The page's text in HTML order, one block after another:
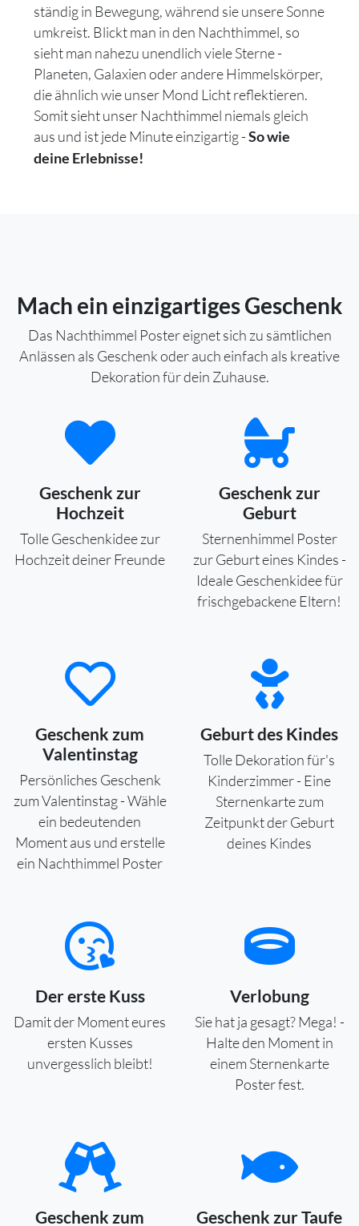
ständig in Bewegung, während sie unsere Sonne
umkreist. Blickt man in den Nachthimmel, so
sieht man nahezu unendlich viele Sterne -
Planeten, Galaxien oder andere Himmelskörper,
die ähnlich wie unser Mond Licht reflektieren.
Somit sieht unser Nachthimmel niemals gleich
aus und ist jede Minute einzigartig -So wie
deine Erlebnisse!
Mach ein einzigartiges Geschenk
Das Nachthimmel Poster eignet sich zu sämtlichen
Anlässen als Geschenk oder auch einfach als kreative
Dekoration für dein Zuhause.
Geschenk zur
Hochzeit
Tolle Geschenkidee zur
Hochzeit deiner Freunde
Geschenk zur
Geburt
Sternenhimmel Poster
zur Geburt eines Kindes -
Ideale Geschenkidee für
frischgebackene Eltern!
Geschenk zum
Valentinstag
Persönliches Geschenk
zum Valentinstag - Wähle
ein bedeutenden
Moment aus und erstelle
ein Nachthimmel Poster
Geburt des Kindes
Tolle Dekoration für's
Kinderzimmer - Eine
Sternenkarte zum
Zeitpunkt der Geburt
deines Kindes
Der erste Kuss
Damit der Moment eures
ersten Kusses
unvergesslich bleibt!
Verlobung
Sie hat ja gesagt? Mega! -
Halte den Moment in
einem Sternenkarte
Poster fest.
Geschenk zum Geschenk zur Taufe